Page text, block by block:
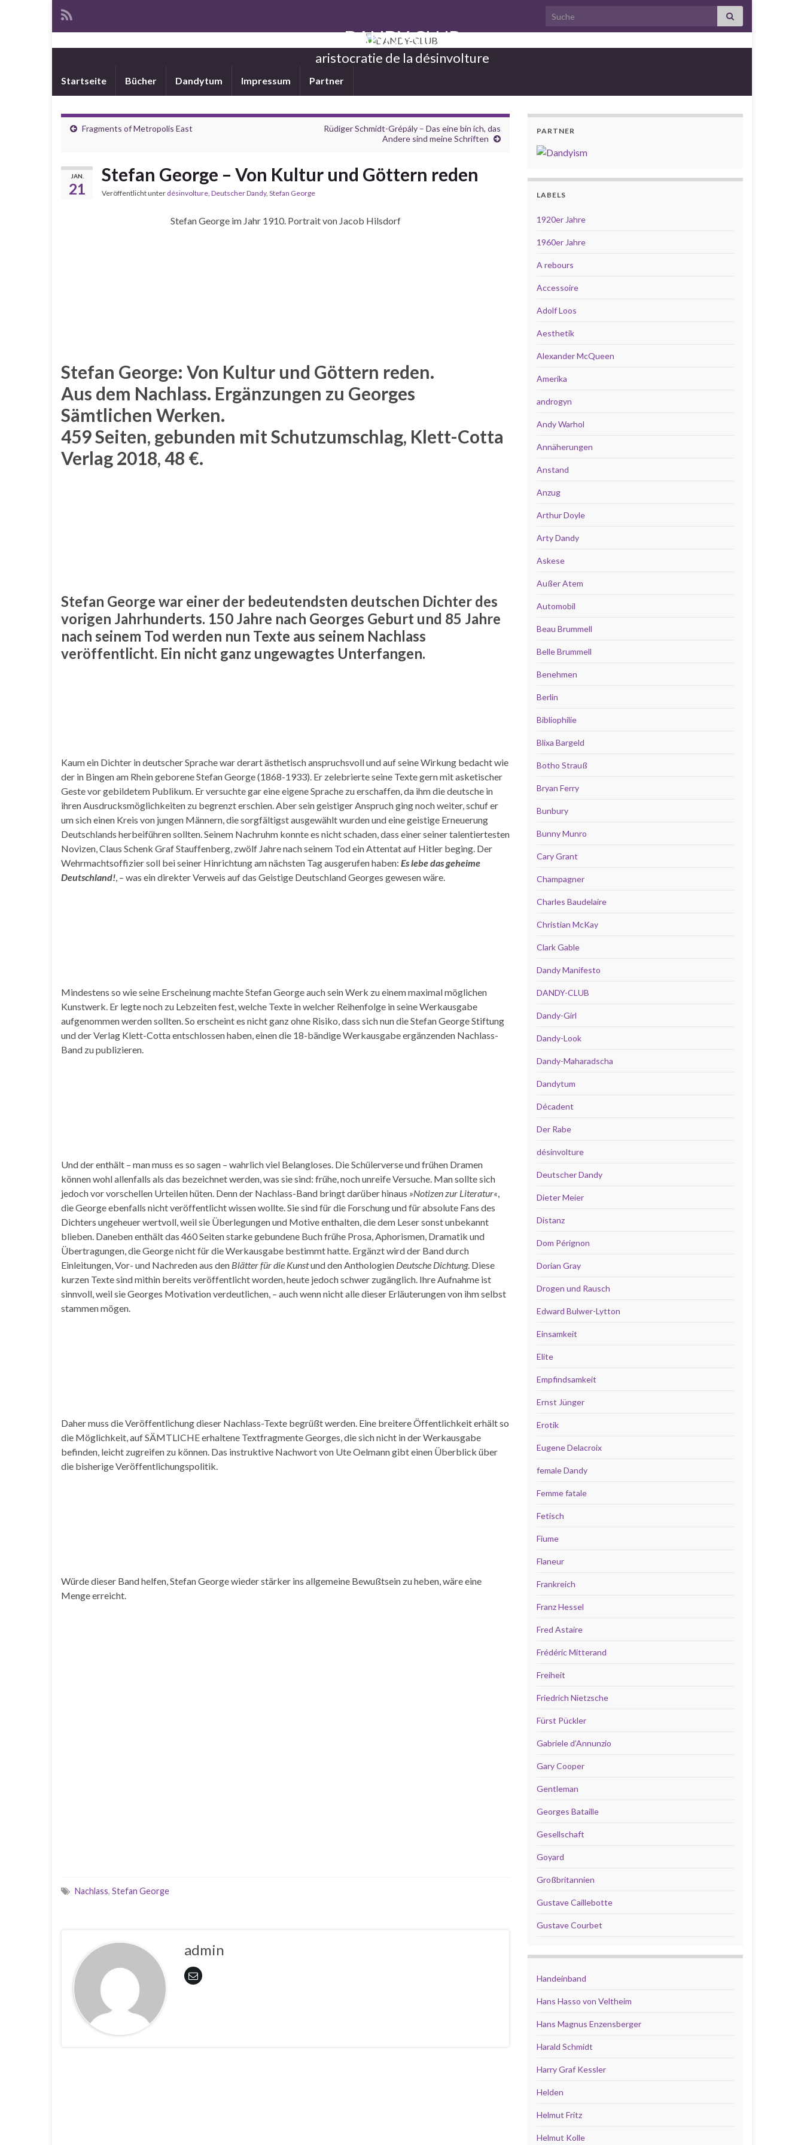
Search for:
DANDY-CLUB
aristocratie de la désinvolture
Startseite Bücher Dandytum Impressum Partner
Fragments of Metropolis East
Rüdiger Schmidt-Grépály – Das eine bin ich, das
Andere sind meine Schriften
JAN.
21
Stefan George – Von Kultur und Göttern reden
Veröffentlicht unter désinvolture, Deutscher Dandy, Stefan George
Stefan George im Jahr 1910. Portrait von Jacob Hilsdorf
Stefan George: Von Kultur und Göttern reden.
Aus dem Nachlass. Ergänzungen zu Georges
Sämtlichen Werken.
459 Seiten, gebunden mit Schutzumschlag, Klett-Cotta
Verlag 2018, 48 €.
Stefan George war einer der bedeutendsten deutschen Dichter des
vorigen Jahrhunderts. 150 Jahre nach Georges Geburt und 85 Jahre
nach seinem Tod werden nun Texte aus seinem Nachlass
veröffentlicht. Ein nicht ganz ungewagtes Unterfangen.
Kaum ein Dichter in deutscher Sprache war derart ästhetisch anspruchsvoll und auf seine Wirkung bedacht wie
der in Bingen am Rhein geborene Stefan George (1868-1933). Er zelebrierte seine Texte gern mit asketischer
Geste vor gebildetem Publikum. Er versuchte gar eine eigene Sprache zu erschaffen, da ihm die deutsche in
ihren Ausdrucksmöglichkeiten zu begrenzt erschien. Aber sein geistiger Anspruch ging noch weiter, schuf er
um sich einen Kreis von jungen Männern, die sorgfältigst ausgewählt wurden und eine geistige Erneuerung
Deutschlands herbeiführen sollten. Seinem Nachruhm konnte es nicht schaden, dass einer seiner talentiertesten
Novizen, Claus Schenk Graf Stauffenberg, zwölf Jahre nach seinem Tod ein Attentat auf Hitler beging. Der
Wehrmachtsoffizier soll bei seiner Hinrichtung am nächsten Tag ausgerufen haben: Es lebe das geheime
Deutschland!, – was ein direkter Verweis auf das Geistige Deutschland Georges gewesen wäre.
Mindestens so wie seine Erscheinung machte Stefan George auch sein Werk zu einem maximal möglichen
Kunstwerk. Er legte noch zu Lebzeiten fest, welche Texte in welcher Reihenfolge in seine Werkausgabe
aufgenommen werden sollten. So erscheint es nicht ganz ohne Risiko, dass sich nun die Stefan George Stiftung
und der Verlag Klett-Cotta entschlossen haben, einen die 18-bändige Werkausgabe ergänzenden Nachlass-
Band zu publizieren.
Und der enthält – man muss es so sagen – wahrlich viel Belangloses. Die Schülerverse und frühen Dramen
können wohl allenfalls als das bezeichnet werden, was sie sind: frühe, noch unreife Versuche. Man sollte sich
jedoch vor vorschellen Urteilen hüten. Denn der Nachlass-Band bringt darüber hinaus »Notizen zur Literatur«,
die George ebenfalls nicht veröffentlicht wissen wollte. Sie sind für die Forschung und für absolute Fans des
Dichters ungeheuer wertvoll, weil sie Überlegungen und Motive enthalten, die dem Leser sonst unbekannt
blieben. Daneben enthält das 460 Seiten starke gebundene Buch frühe Prosa, Aphorismen, Dramatik und
Übertragungen, die George nicht für die Werkausgabe bestimmt hatte. Ergänzt wird der Band durch
Einleitungen, Vor- und Nachreden aus den Blätter für die Kunstund den Anthologien Deutsche Dichtung. Diese
kurzen Texte sind mithin bereits veröffentlicht worden, heute jedoch schwer zugänglich. Ihre Aufnahme ist
sinnvoll, weil sie Georges Motivation verdeutlichen, – auch wenn nicht alle dieser Erläuterungen von ihm selbst
stammen mögen.
Daher muss die Veröffentlichung dieser Nachlass-Texte begrüßt werden. Eine breitere Öffentlichkeit erhält so
die Möglichkeit, auf SÄMTLICHE erhaltene Textfragmente Georges, die sich nicht in der Werkausgabe
befinden, leicht zugreifen zu können. Das instruktive Nachwort von Ute Oelmann gibt einen Überblick über
die bisherige Veröffentlichungspolitik.
Würde dieser Band helfen, Stefan George wieder stärker ins allgemeine Bewußtsein zu heben, wäre eine
Menge erreicht.
Nachlass, Stefan George
admin
PARTNER
LABELS
1920er Jahre
1960er Jahre
A rebours
Accessoire
Adolf Loos
Aesthetik
Alexander McQueen
Amerika
androgyn
Andy Warhol
Annäherungen
Anstand
Anzug
Arthur Doyle
Arty Dandy
Askese
Außer Atem
Automobil
Beau Brummell
Belle Brummell
Benehmen
Berlin
Bibliophilie
Blixa Bargeld
Botho Strauß
Bryan Ferry
Bunbury
Bunny Munro
Cary Grant
Champagner
Charles Baudelaire
Christian McKay
Clark Gable
Dandy Manifesto
DANDY-CLUB
Dandy-Girl
Dandy-Look
Dandy-Maharadscha
Dandytum
Décadent
Der Rabe
désinvolture
Deutscher Dandy
Dieter Meier
Distanz
Dom Pérignon
Dorian Gray
Drogen und Rausch
Edward Bulwer-Lytton
Einsamkeit
Elite
Empfindsamkeit
Ernst Jünger
Erotik
Eugene Delacroix
female Dandy
Femme fatale
Fetisch
Fiume
Flaneur
Frankreich
Franz Hessel
Fred Astaire
Frédéric Mitterand
Freiheit
Friedrich Nietzsche
Fürst Pückler
Gabriele d’Annunzio
Gary Cooper
Gentleman
Georges Bataille
Gesellschaft
Goyard
Großbritannien
Gustave Caillebotte
Gustave Courbet
Handeinband
Hans Hasso von Veltheim
Hans Magnus Enzensberger
Harald Schmidt
Harry Graf Kessler
Helden
Helmut Fritz
Helmut Kolle